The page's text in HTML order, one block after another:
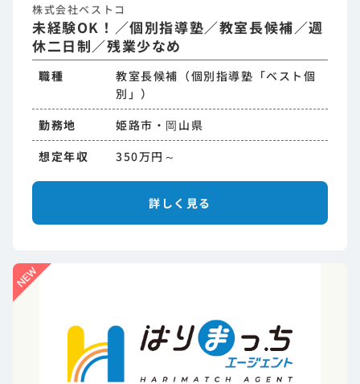
株式会社ベストコ
未経験OK！／個別指導塾／教室長候補／週
休二日制／残業少なめ
職種
教室長候補（個別指導塾「ベスト個
別」）
勤務地
姫路市・岡山県
想定年収
350万円～
詳しく見る